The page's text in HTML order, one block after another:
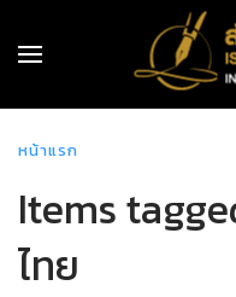
หน้าแรก
Items
ไทย